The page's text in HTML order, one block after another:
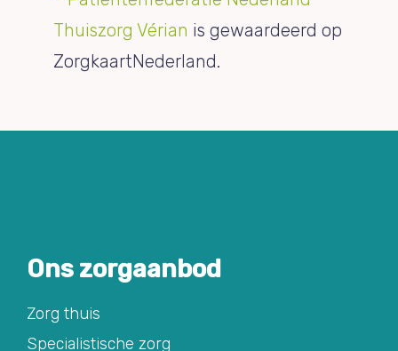
Thuiszorg Vérian is gewaardeerd op
ZorgkaartNederland.
Ons zorgaanbod
Zorg thuis
Specialistische zorg